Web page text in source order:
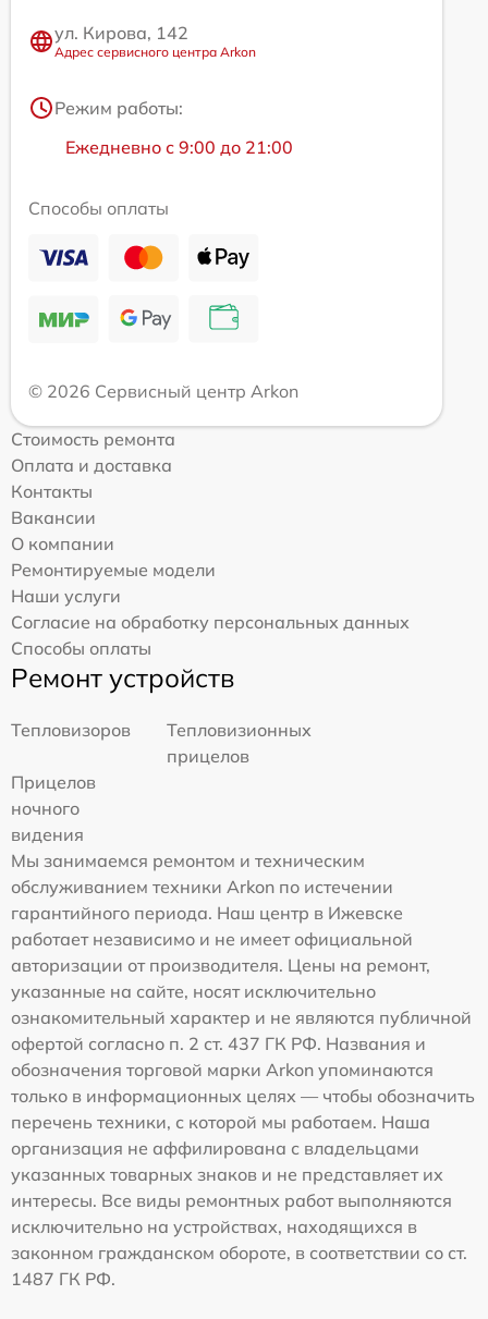
ул. Кирова, 142
Адрес сервисного центра Arkon
Режим работы:
Ежедневно с 9:00 до 21:00
Способы оплаты
© 2026 Сервисный центр Arkon
Стоимость ремонта
Оплата и доставка
Контакты
Вакансии
О компании
Ремонтируемые модели
Наши услуги
Согласие на обработку персональных данных
Способы оплаты
Ремонт устройств
Тепловизоров
Тепловизионных
прицелов
Прицелов
ночного
видения
Мы занимаемся ремонтом и техническим
обслуживанием техники Arkon по истечении
гарантийного периода. Наш центр в Ижевске
работает независимо и не имеет официальной
авторизации от производителя. Цены на ремонт,
указанные на сайте, носят исключительно
ознакомительный характер и не являются публичной
офертой согласно п. 2 ст. 437 ГК РФ. Названия и
обозначения торговой марки Arkon упоминаются
только в информационных целях — чтобы обозначить
перечень техники, с которой мы работаем. Наша
организация не аффилирована с владельцами
указанных товарных знаков и не представляет их
интересы. Все виды ремонтных работ выполняются
исключительно на устройствах, находящихся в
законном гражданском обороте, в соответствии со ст.
1487 ГК РФ.